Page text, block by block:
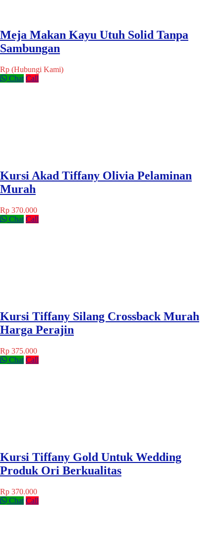
Meja Makan Kayu Utuh Solid Tanpa
Sambungan
Rp (Hubungi Kami)
Chat Call
Kursi Akad Tiffany Olivia Pelaminan
Murah
Rp 370.000
Chat Call
Kursi Tiffany Silang Crossback Murah
Harga Perajin
Rp 375.000
Chat Call
Kursi Tiffany Gold Untuk Wedding
Produk Ori Berkualitas
Rp 370.000
Chat Call